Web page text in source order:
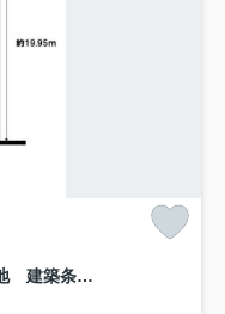
北葛城郡河合町広瀬台３丁目 １号地 建築条件なし土地